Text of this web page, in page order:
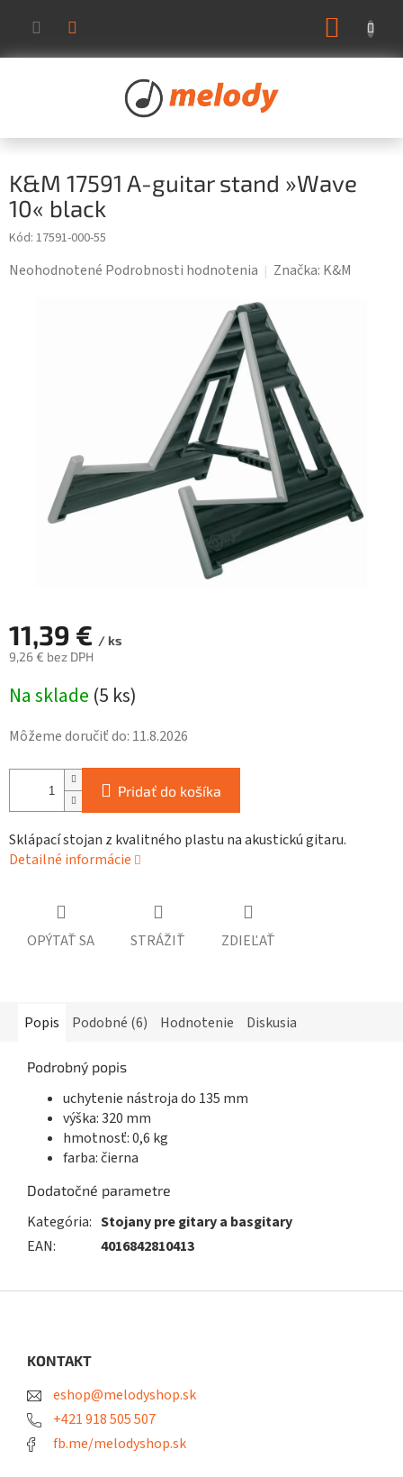
obsah
K&M 17591 A-guitar stand »Wave
10« black
Kód: 17591-000-55
Priemerné
Neohodnotené Podrobnosti hodnotenia Značka: K&M
11,39 € / ks
9,26 € bez DPH
cena:
Na sklade (5 ks)
Môžeme doručiť do: 11.8.2026
Pridať do košíka
Sklápací stojan z kvalitného plastu na akustickú gitaru.
Detailné informácie
OPÝTAŤ SA STRÁŽIŤ ZDIEĽAŤ
Popis Podobné (6) Hodnotenie Diskusia
Podrobný popis
uchytenie nástroja do 135 mm
výška: 320 mm
hmotnosť: 0,6 kg
farba: čierna
Dodatočné parametre
Kategória: Stojany pre gitary a basgitary
EAN: 4016842810413
KONTAKT
eshop@melodyshop.sk
+421 918 505 507
fb.me/melodyshop.sk